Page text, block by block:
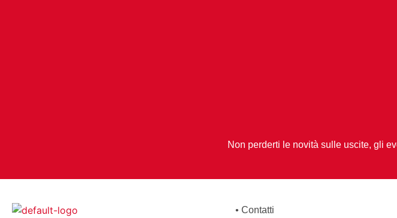
Non perderti le novità sulle uscite, gli
•Contatti